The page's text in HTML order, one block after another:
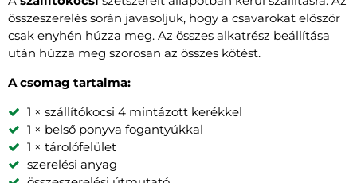
összeszerelés során javasoljuk, hogy a csavarokat először
csak enyhén húzza meg. Az összes alkatrész beállítása
után húzza meg szorosan az összes kötést.
A csomag tartalma:
1 × szállítókocsi 4 mintázott kerékkel
1 × belső ponyva fogantyúkkal
1 × tárolófelület
szerelési anyag